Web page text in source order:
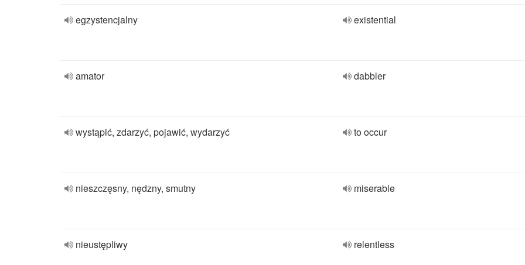
egzystencjalny existential
amator dabbler
wystąpić, zdarzyć, pojawić, wydarzyć to occur
nieszczęsny, nędzny, smutny miserable
nieustępliwy relentless